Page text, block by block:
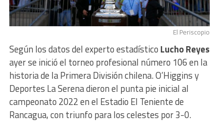
El Periscopio
Según los datos del experto estadístico Lucho Reyes
ayer se inició el torneo profesional número 106 en la
historia de la Primera División chilena. O’Higgins y
Deportes La Serena dieron el punta pie inicial al
campeonato 2022 en el Estadio El Teniente de
Rancagua, con triunfo para los celestes por 3-0.